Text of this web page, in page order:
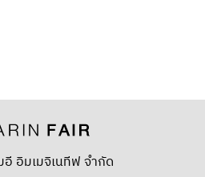
อี อิมเมจิเนทีฟ จำกัด